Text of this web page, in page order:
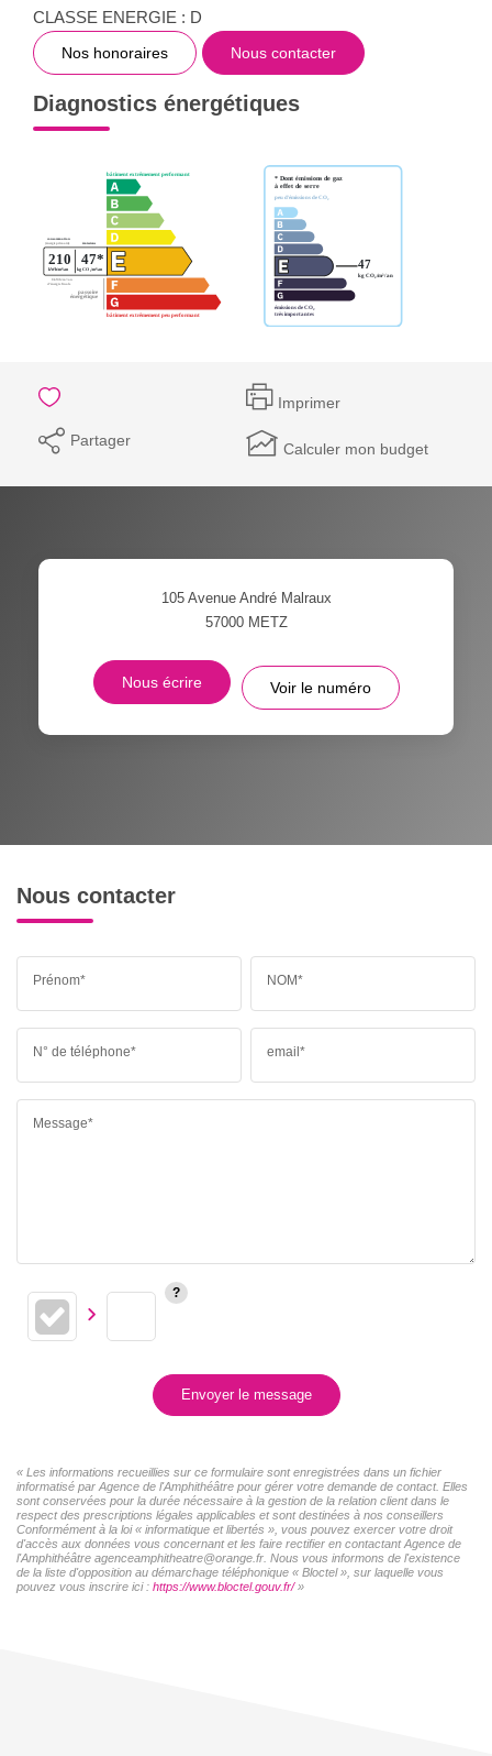
CLASSE ENERGIE : D
Nos honoraires Nous contacter
Diagnostics énergétiques
Imprimer
Partager Calculer mon budget
105 Avenue André Malraux
57000 METZ
Nous écrire Voir le numéro
Nous contacter
Prénom* NOM*
N° de téléphone* email*
Message*
Envoyer le message
« Les informations recueillies sur ce formulaire sont enregistrées dans un fichier
informatisé par Agence de l'Amphithéâtre pour gérer votre demande de contact. Elles
sont conservées pour la durée nécessaire à la gestion de la relation client dans le
respect des prescriptions légales applicables et sont destinées à nos conseillers
Conformément à la loi « informatique et libertés », vous pouvez exercer votre droit
d'accès aux données vous concernant et les faire rectifier en contactant Agence de
l'Amphithéâtre agenceamphitheatre@orange.fr. Nous vous informons de l'existence
de la liste d'opposition au démarchage téléphonique « Bloctel », sur laquelle vous
pouvez vous inscrire ici : https://www.bloctel.gouv.fr/»